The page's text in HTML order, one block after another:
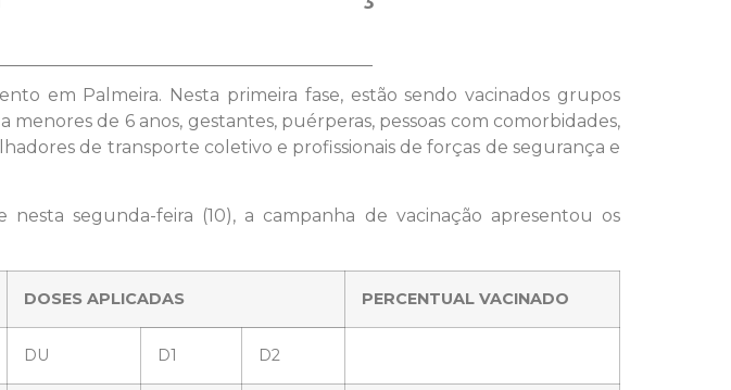
em Palmeira. Nesta primeira fase, estão sendo vacinados grupos
menores de 6 anos, gestantes, puérperas, pessoas com comorbidades,
de transporte coletivo e profissionais de forças de segurança e
segunda-feira (10), a campanha de vacinação apresentou os
DOSES APLICADAS PERCENTUAL VACINADO
DU D1 D2